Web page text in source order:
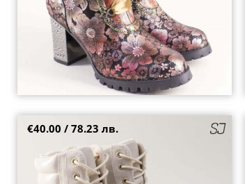
Топли дамски боти в бежов цвят на среден ток
и платформа CORTINA 622970bj
38 39 40 41
€40.00 / 78.23 лв.